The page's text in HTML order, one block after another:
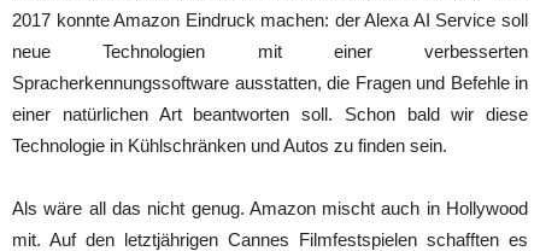
2017 konnte Amazon Eindruck machen: der Alexa AI Service soll
neue Technologien mit einer verbesserten
Spracherkennungssoftware ausstatten, die Fragen und Befehle in
einer natürlichen Art beantworten soll. Schon bald wir diese
Technologie in Kühlschränken und Autos zu finden sein.
Als wäre all das nicht genug. Amazon mischt auch in Hollywood
mit. Auf den letztjährigen Cannes Filmfestspielen schafften es